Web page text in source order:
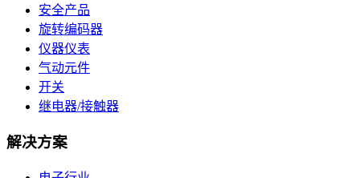
安全产品
旋转编码器
仪器仪表
气动元件
开关
继电器/接触器
解决方案